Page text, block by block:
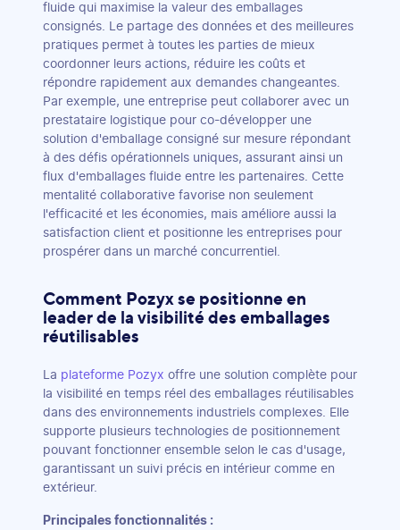
fluide qui maximise la valeur des emballages
consignés. Le partage des données et des meilleures
pratiques permet à toutes les parties de mieux
coordonner leurs actions, réduire les coûts et
répondre rapidement aux demandes changeantes.
Par exemple, une entreprise peut collaborer avec un
prestataire logistique pour co-développer une
solution d'emballage consigné sur mesure répondant
à des défis opérationnels uniques, assurant ainsi un
flux d'emballages fluide entre les partenaires. Cette
mentalité collaborative favorise non seulement
l'efficacité et les économies, mais améliore aussi la
satisfaction client et positionne les entreprises pour
prospérer dans un marché concurrentiel.
Comment Pozyx se positionne en
leader de la visibilité des emballages
réutilisables
La plateforme Pozyx offre une solution complète pour
la visibilité en temps réel des emballages réutilisables
dans des environnements industriels complexes. Elle
supporte plusieurs technologies de positionnement
pouvant fonctionner ensemble selon le cas d'usage,
garantissant un suivi précis en intérieur comme en
extérieur.
Principales fonctionnalités :